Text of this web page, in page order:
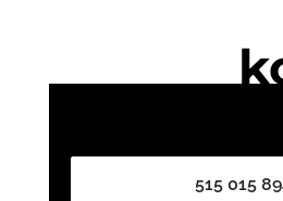
515 015